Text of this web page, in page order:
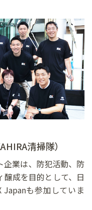
清掃隊）
企業は、防犯活動、防
成を目的として、日
Japanも参加していま